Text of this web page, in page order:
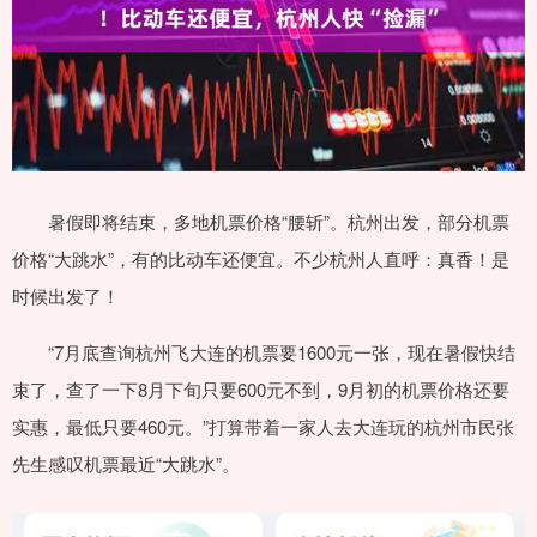
暑假即将结束，多地机票价格“腰斩”。杭州出发，部分机票
价格“大跳水”，有的比动车还便宜。不少杭州人直呼：真香！是
时候出发了！
“7月底查询杭州飞大连的机票要1600元一张，现在暑假快结
束了，查了一下8月下旬只要600元不到，9月初的机票价格还要
实惠，最低只要460元。”打算带着一家人去大连玩的杭州市民张
先生感叹机票最近“大跳水”。